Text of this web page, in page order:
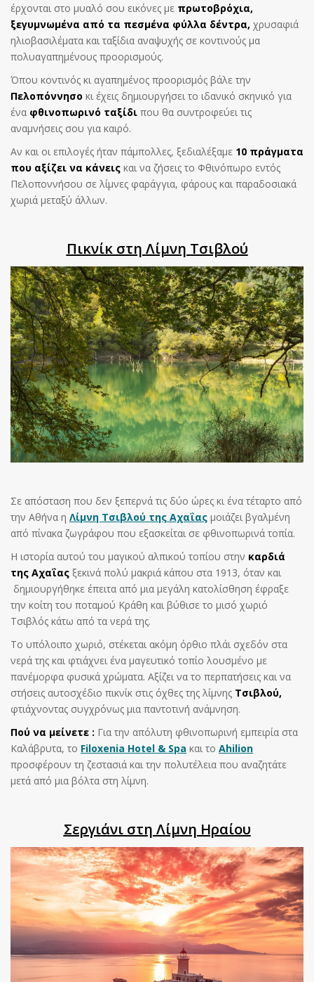
έρχονται στο μυαλό σου εικόνες με πρωτοβρόχια,
ξεγυμνωμένα από τα πεσμένα φύλλα δέντρα, χρυσαφιά
ηλιοβασιλέματα και ταξίδια αναψυχής σε κοντινούς μα
πολυαγαπημένους προορισμούς.
Όπου κοντινός κι αγαπημένος προορισμός βάλε την
Πελοπόννησο κι έχεις δημιουργήσει το ιδανικό σκηνικό για
ένα φθινοπωρινό ταξίδι που θα συντροφεύει τις
αναμνήσεις σου για καιρό.
Αν και οι επιλογές ήταν πάμπολλες, ξεδιαλέξαμε 10 πράγματα
που αξίζει να κάνεις και να ζήσεις το Φθινόπωρο εντός
Πελοποννήσου σε λίμνες φαράγγια, φάρους και παραδοσιακά
χωριά μεταξύ άλλων.
Πικνίκ στη Λίμνη Τσιβλού
Σε απόσταση που δεν ξεπερνά τις δύο ώρες κι ένα τέταρτο από
την Αθήνα η Λίμνη Τσιβλού της Αχαΐας μοιάζει βγαλμένη
από πίνακα ζωγράφου που εξασκείται σε φθινοπωρινά τοπία.
Η ιστορία αυτού του μαγικού αλπικού τοπίου στην καρδιά
της Αχαΐας ξεκινά πολύ μακριά κάπου στα 1913, όταν και
δημιουργήθηκε έπειτα από μια μεγάλη κατολίσθηση έφραξε
την κοίτη του ποταμού Κράθη και βύθισε το μισό χωριό
Τσιβλός κάτω από τα νερά της.
Το υπόλοιπο χωριό, στέκεται ακόμη όρθιο πλάι σχεδόν στα
νερά της και φτιάχνει ένα μαγευτικό τοπίο λουσμένο με
πανέμορφα φυσικά χρώματα. Αξίζει να το περπατήσεις και να
στήσεις αυτοσχέδιο πικνίκ στις όχθες της λίμνης Τσιβλού,
φτιάχνοντας συγχρόνως μια παντοτινή ανάμνηση.
Πού να μείνετε : Για την απόλυτη φθινοπωρινή εμπειρία στα
Καλάβρυτα, το Filoxenia Hotel & Spa και το Ahilion
προσφέρουν τη ζεστασιά και την πολυτέλεια που αναζητάτε
μετά από μια βόλτα στη λίμνη.
Σεργιάνι στη Λίμνη Ηραίου